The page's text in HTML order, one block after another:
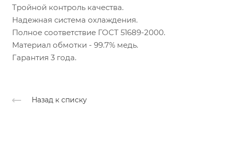
Тройной контроль качества.
Надежная система охлаждения.
Полное соответствие ГОСТ 51689-2000.
Материал обмотки - 99.7% медь.
Гарантия 3 года.
Назад к списку